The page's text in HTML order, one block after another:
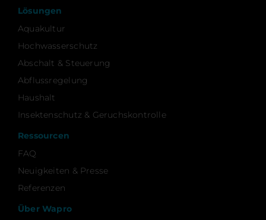
Lösungen
Aquakultur
Hochwasserschutz
Abschalt & Steuerung
Abflussregelung
Haushalt
Insektenschutz & Geruchskontrolle
Ressourcen
FAQ
Neuigkeiten & Presse
Referenzen
Über Wapro